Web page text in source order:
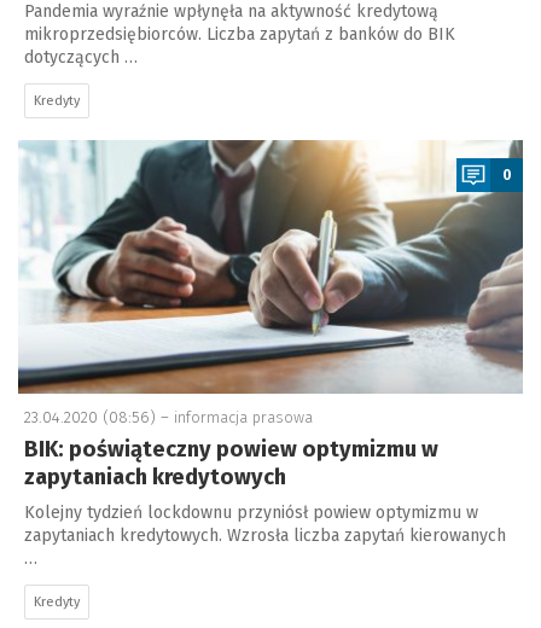
Pandemia wyraźnie wpłynęła na aktywność kredytową
mikroprzedsiębiorców. Liczba zapytań z banków do BIK
dotyczących …
Kredyty
a
0
23.04.2020 (08:56) – informacja prasowa
BIK: poświąteczny powiew optymizmu w
zapytaniach kredytowych
Kolejny tydzień lockdownu przyniósł powiew optymizmu w
zapytaniach kredytowych. Wzrosła liczba zapytań kierowanych
…
Kredyty